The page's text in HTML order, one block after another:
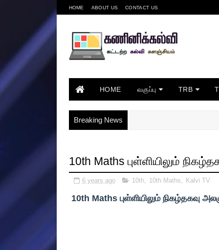
HOME ABOUT US CONTACT US
HOME வகுப்பு TRB
Breaking News
10th Maths புள்ளியிலும்
6 years ago 10th, 10th Maths, Kalvi TV
10th Maths புள்ளியிலும் நிகழ்தகவு